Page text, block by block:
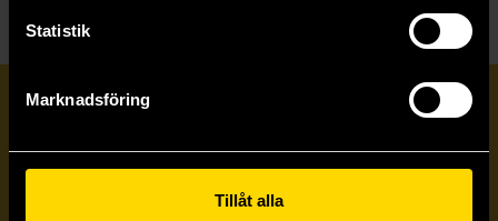
Statistik
Marknadsföring
Tillåt alla
Prenumerera på vårt nyhetsbrev